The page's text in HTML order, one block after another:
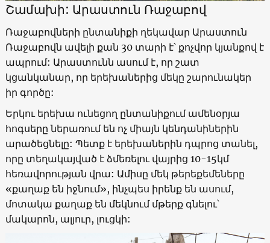
Շամախի: Արաստուն Ռաջաբով
Ռաջաբովների ընտանիքի ղեկավար Արաստուն
Ռաջաբովն ավելի քան 30 տարի է՝ քոչվոր կյանքով է
ապրում: Արաստունն ասում է, որ շատ
կցանկանար, որ երեխաներից մեկը շարունակեր
իր գործը:
Երկու երեխա ունեցող ընտանիքում ամենօրյա
հոգսերը ներառում են ոչ միայն կենդանիներին
արածեցնելը: Պետք է երեխաներին դպրոց տանել,
որը տեղակայված է ձմեռելու վայրից 10-15կմ
հեռավորության վրա: Ամիսը մեկ թերեքեմեները
«քաղաք են իջնում», ինչպես իրենք են ասում,
մոտակա քաղաք են մեկնում մթերք գնելու՝
մակարոն, ալյուր, լուցկի: